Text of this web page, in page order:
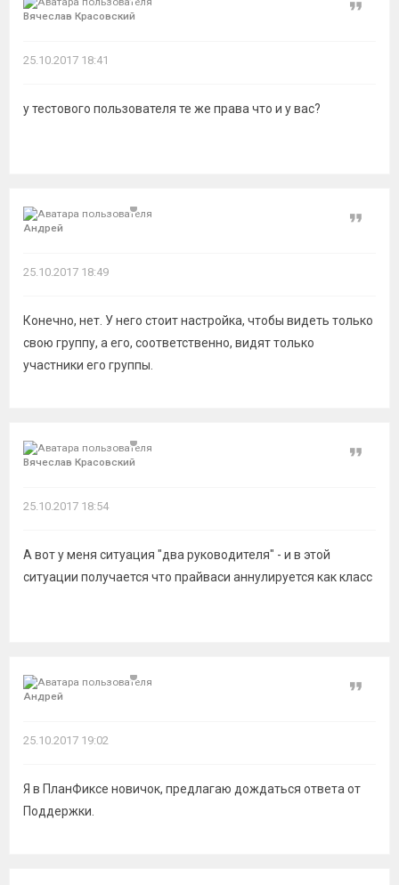
Вячеслав Красовский
Цитата
25.10.2017 18:41
у тестового пользователя те же права что и у вас?
Андрей
Цитата
25.10.2017 18:49
Конечно, нет. У него стоит настройка, чтобы видеть только
свою группу, а его, соответственно, видят только
участники его группы.
Вячеслав Красовский
Цитата
25.10.2017 18:54
А вот у меня ситуация "два руководителя" - и в этой
ситуации получается что прайваси аннулируется как класс
Андрей
Цитата
25.10.2017 19:02
Я в ПланФиксе новичок, предлагаю дождаться ответа от
Поддержки.